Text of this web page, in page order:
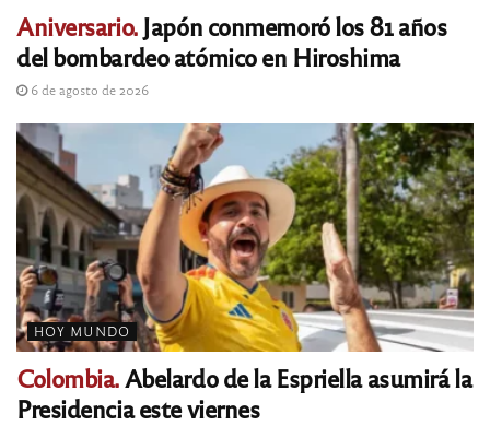
Aniversario.Japón conmemoró los 81 años
del bombardeo atómico en Hiroshima
6 de agosto de 2026
HOY MUNDO
Colombia.Abelardo de la Espriella asumirá la
Presidencia este viernes